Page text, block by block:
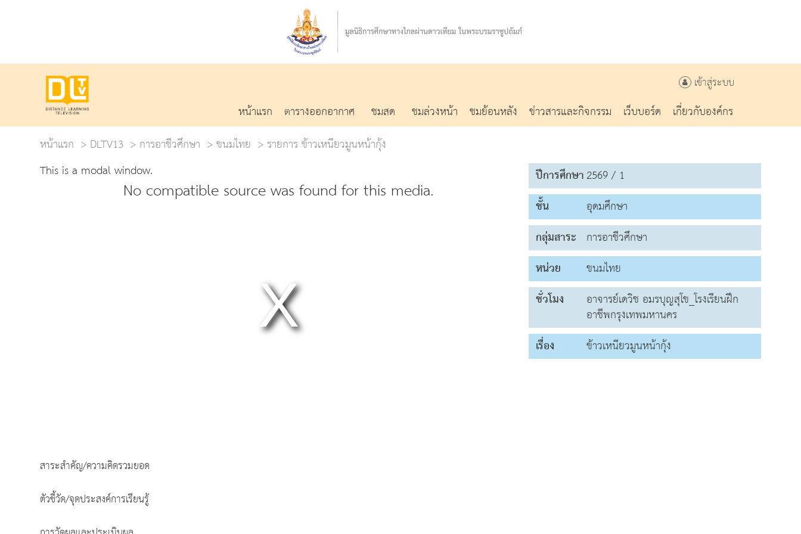
เข้าสู่ระบบ
หน้าแรก ตารางออกอากาศ ชมสด ชมล่วงหน้า ชมย้อนหลัง ข่าวสารและกิจกรรม เว็บบอร์ด
เกี่ยวกับองค์กร
หน้าแรก
DLTV13 การอาชีวศึกษา ขนมไทย
รายการ ข้าวเหนียวมูนหน้ากุ้ง
This is a modal window.
No compatible source was found for this media.
สาระสำคัญ/ความคิดรวมยอด
ตัวชี้วัด/จุดประสงค์การเรียนรู้
ปีการศึกษา2569 / 1
ชั้น
อุดมศึกษา
กลุ่มสาระ การอาชีวศึกษา
หน่วย
ขนมไทย
ชั่วโมง
อาจารย์เดวิช อมรบุญสุโข_โรงเรียนฝึก
อาชีพกรุงเทพมหานคร
เรื่อง
ข้าวเหนียวมูนหน้ากุ้ง